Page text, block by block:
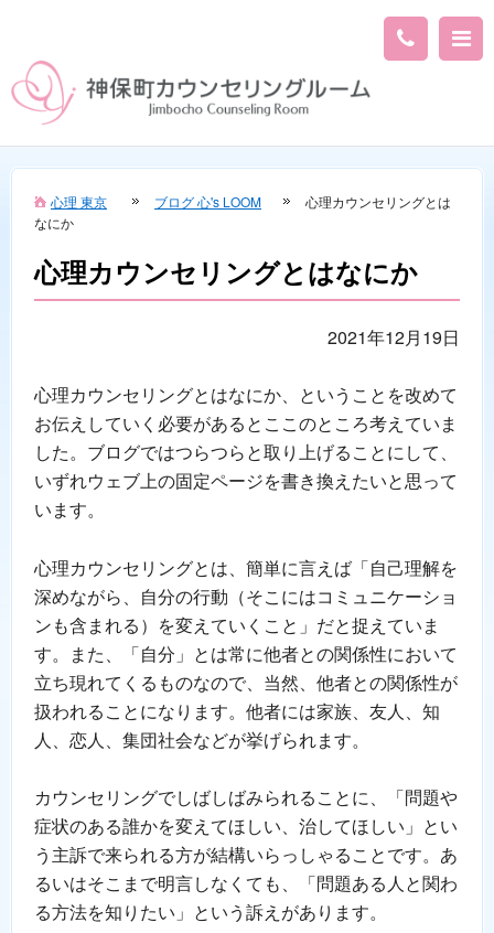
心理 東京 ブログ 心's LOOM
心理カウンセリングとは
なにか
心理カウンセリングとはなにか
2021年12月19日
心理カウンセリングとはなにか、ということを改めて
お伝えしていく必要があるとここのところ考えていま
した。ブログではつらつらと取り上げることにして、
いずれウェブ上の固定ページを書き換えたいと思って
います。
心理カウンセリングとは、簡単に言えば「自己理解を
深めながら、自分の行動（そこにはコミュニケーショ
ンも含まれる）を変えていくこと」だと捉えていま
す。また、「自分」とは常に他者との関係性において
立ち現れてくるものなので、当然、他者との関係性が
扱われることになります。他者には家族、友人、知
人、恋人、集団社会などが挙げられます。
カウンセリングでしばしばみられることに、「問題や
症状のある誰かを変えてほしい、治してほしい」とい
う主訴で来られる方が結構いらっしゃることです。あ
るいはそこまで明言しなくても、「問題ある人と関わ
る方法を知りたい」という訴えがあります。